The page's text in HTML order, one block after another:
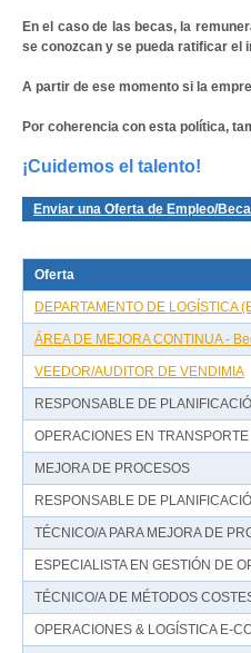
En el caso de las becas, la
se conozcan y se pueda ratificar el
A partir de ese momento si la
Por coherencia con esta política,
¡Cuidemos el talento!
Enviar una Oferta de Empleo/Beca
Oferta
DEPARTAMENTO DE LOGÍSTICA
ÁREA DE MEJORA CONTINUA -
VEEDOR/AUDITOR DE VENDIMIA
RESPONSABLE DE
OPERACIONES EN
MEJORA DE PROCESOS
RESPONSABLE DE
TÉCNICO/A PARA MEJORA DE
ESPECIALISTA EN GESTIÓN DE
TÉCNICO/A DE MÉTODOS
OPERACIONES & LOGÍSTICA E-